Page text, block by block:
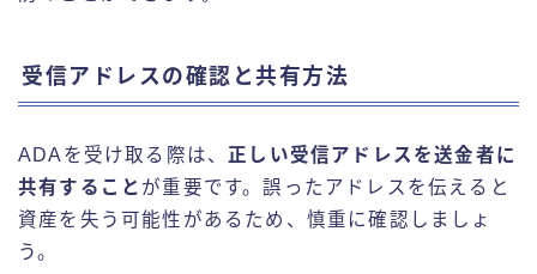
受信アドレスの確認と共有方法
ADAを受け取る際は、正しい受信アドレスを送金者に
共有すること が重要です。誤ったアドレスを伝えると
資産を失う可能性があるため、慎重に確認しましょ
う。